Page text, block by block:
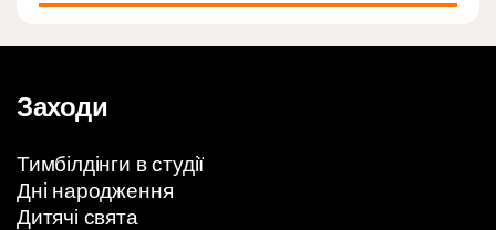
Заходи
Тимбілдінги в студії
Дні народження
Дитячі свята